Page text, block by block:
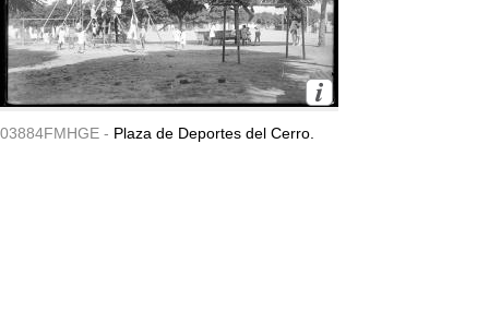
03884FMHGE - Plaza de Deportes del Cerro.